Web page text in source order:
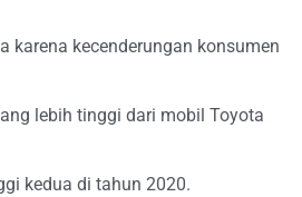
karena kecenderungan konsumen
lebih tinggi dari mobil Toyota
kedua di tahun 2020.